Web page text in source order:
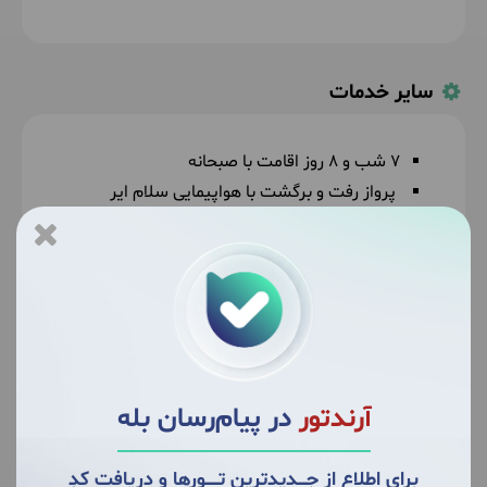
آرندتوردر پیام‌رسان بله
برای اطلاع از جــــدیدترین تــــــورها و دریافت کدِ
سایر خدمات
7 شب و 8 روز اقامت با صبحانه
پرواز رفت و برگشت با هواپیمایی سلام ایر
راهنمای فارسی زبان
ترانسفر رفت و برگشت فرودگاهی
اطلاعات تکمیلی
مدارک مورد نیاز ویزا: